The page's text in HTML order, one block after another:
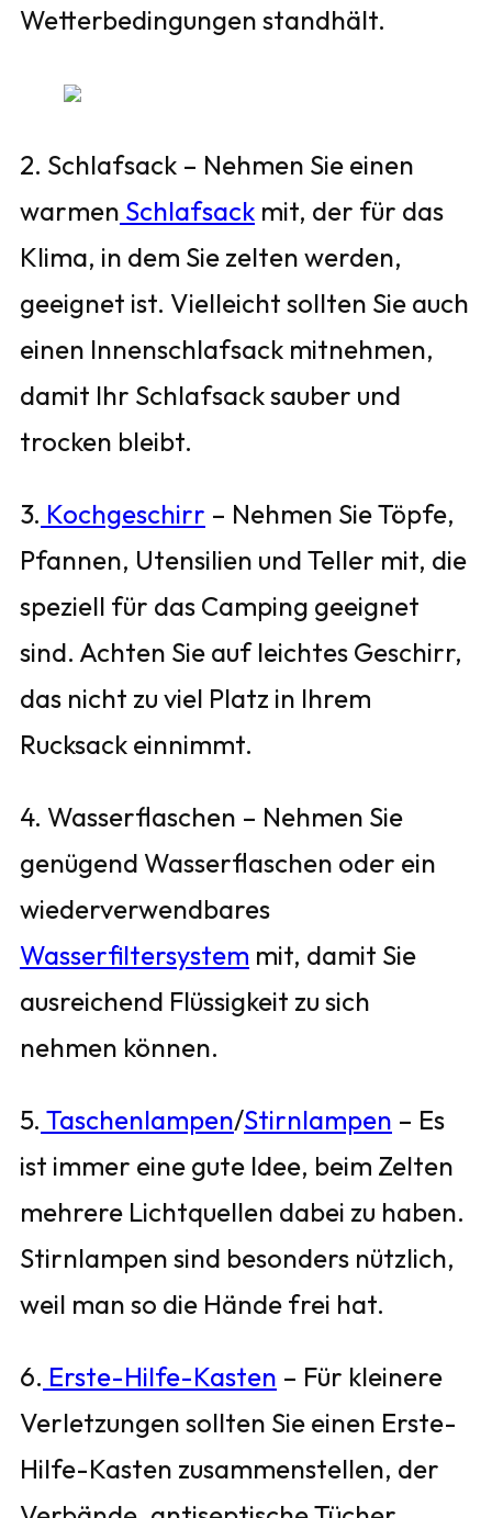
Wetterbedingungen standhält.
2. Schlafsack – Nehmen Sie einen
warmen Schlafsack mit, der für das
Klima, in dem Sie zelten werden,
geeignet ist. Vielleicht sollten Sie auch
einen Innenschlafsack mitnehmen,
damit Ihr Schlafsack sauber und
trocken bleibt.
3. Kochgeschirr – Nehmen Sie Töpfe,
Pfannen, Utensilien und Teller mit, die
speziell für das Camping geeignet
sind. Achten Sie auf leichtes Geschirr,
das nicht zu viel Platz in Ihrem
Rucksack einnimmt.
4. Wasserflaschen – Nehmen Sie
genügend Wasserflaschen oder ein
wiederverwendbares
Wasserfiltersystem mit, damit Sie
ausreichend Flüssigkeit zu sich
nehmen können.
5. Taschenlampen/Stirnlampen – Es
ist immer eine gute Idee, beim Zelten
mehrere Lichtquellen dabei zu haben.
Stirnlampen sind besonders nützlich,
weil man so die Hände frei hat.
6. Erste-Hilfe-Kasten – Für kleinere
Verletzungen sollten Sie einen Erste-
Hilfe-Kasten zusammenstellen, der